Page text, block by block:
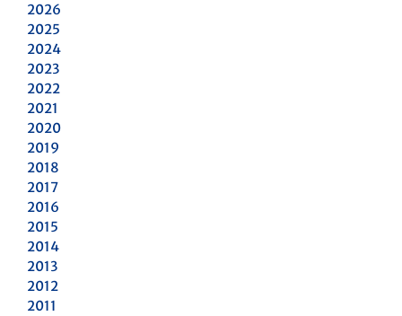
2026
2025
2024
2023
2022
2021
2020
2019
2018
2017
2016
2015
2014
2013
2012
2011